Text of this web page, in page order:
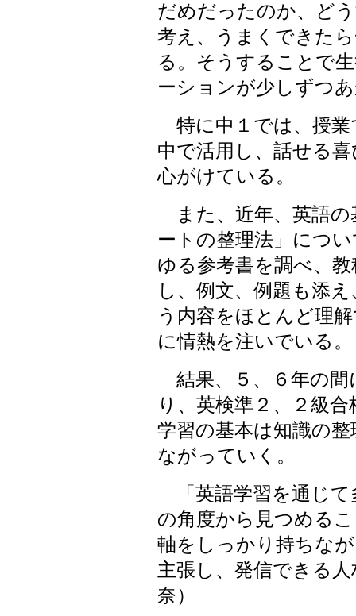
だめだったのか、ど
考え、うまくできた
る。そうすることで
ーションが少しずつ
特に中１では、授業
中で活用し、話せる
心がけている。
また、近年、英語の
ートの整理法」につ
ゆる参考書を調べ、
し、例文、例題も添
う内容をほとんど理
に情熱を注いでいる。
結果、５、６年の間
り、英検準２、２級
学習の基本は知識の
ながっていく。
「英語学習を通じて
の角度から見つめる
軸をしっかり持ちな
主張し、発信できる
奈）